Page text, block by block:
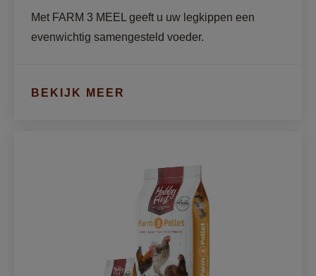
Met FARM 3 MEEL geeft u uw legkippen een
evenwichtig samengesteld voeder.
BEKIJK MEER